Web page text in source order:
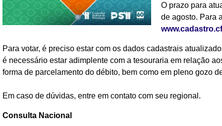
O prazo para
de agosto. Para
Para votar, é preciso estar com os dados cadastrais
é necessário estar adimplente com a tesouraria em relação
forma de parcelamento do débito, bem como em pleno gozo
Em caso de dúvidas, entre em contato com seu regional.
Consulta Nacional